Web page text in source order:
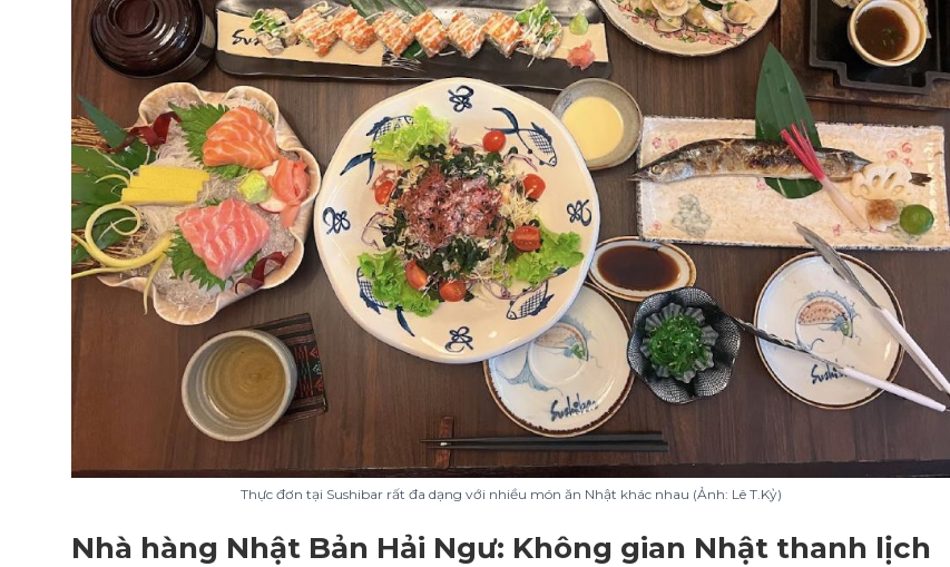
Thực đơn tại Sushibar rất đa dạng với nhiều món ăn Nhật khác nhau (Ảnh: Lê T.Kỷ)
Nhà hàng Nhật Bản Hải Ngư: Không gian Nhật thanh lịch